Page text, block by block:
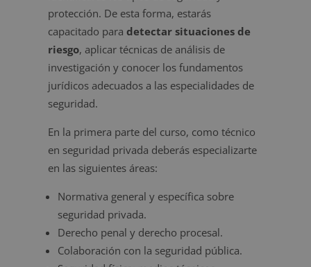
protección. De esta forma, estarás
capacitado para detectar situaciones de
riesgo, aplicar técnicas de análisis de
investigación y conocer los fundamentos
jurídicos adecuados a las especialidades de
seguridad.
En la primera parte del curso, como técnico
en seguridad privada deberás especializarte
en las siguientes áreas:
Normativa general y específica sobre
seguridad privada.
Derecho penal y derecho procesal.
Colaboración con la seguridad pública.